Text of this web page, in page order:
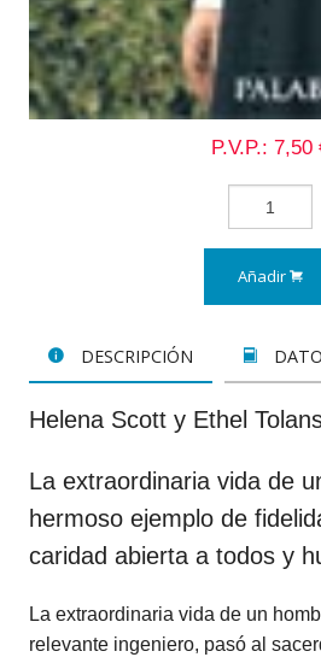
P.V.P.: 7,50
Añadir
DESCRIPCIÓN
Helena Scott y Ethel
La extraordinaria vida de
hermoso ejemplo de
caridad abierta a todos y
La extraordinaria vida de un
relevante ingeniero, pasó al